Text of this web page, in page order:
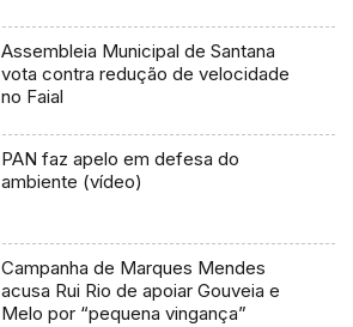
Assembleia Municipal de Santana
vota contra redução de velocidade
no Faial
PAN faz apelo em defesa do
ambiente (vídeo)
Campanha de Marques Mendes
acusa Rui Rio de apoiar Gouveia e
Melo por “pequena vingança”